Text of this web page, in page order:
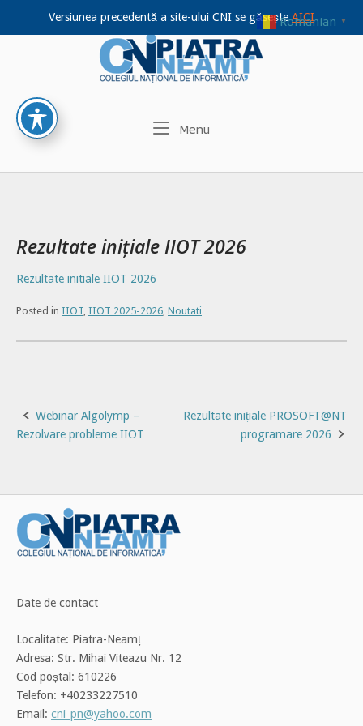
Versiunea precedentă a site-ului CNI se găseșteAICI
Home
Menu
Rezultate inițiale IIOT 2026
Rezultate initiale IIOT 2026
Posted in IIOT, IIOT 2025-2026, Noutati
Post
Webinar Algolymp –
Rezolvare probleme IIOT
Rezultate inițiale PROSOFT@NT
programare 2026
Date de contact
Localitate: Piatra-Neamț
Adresa: Str. Mihai Viteazu Nr. 12
Cod poștal: 610226
Telefon: +40233227510
Email: cni_pn@yahoo.com
Romanian ▼